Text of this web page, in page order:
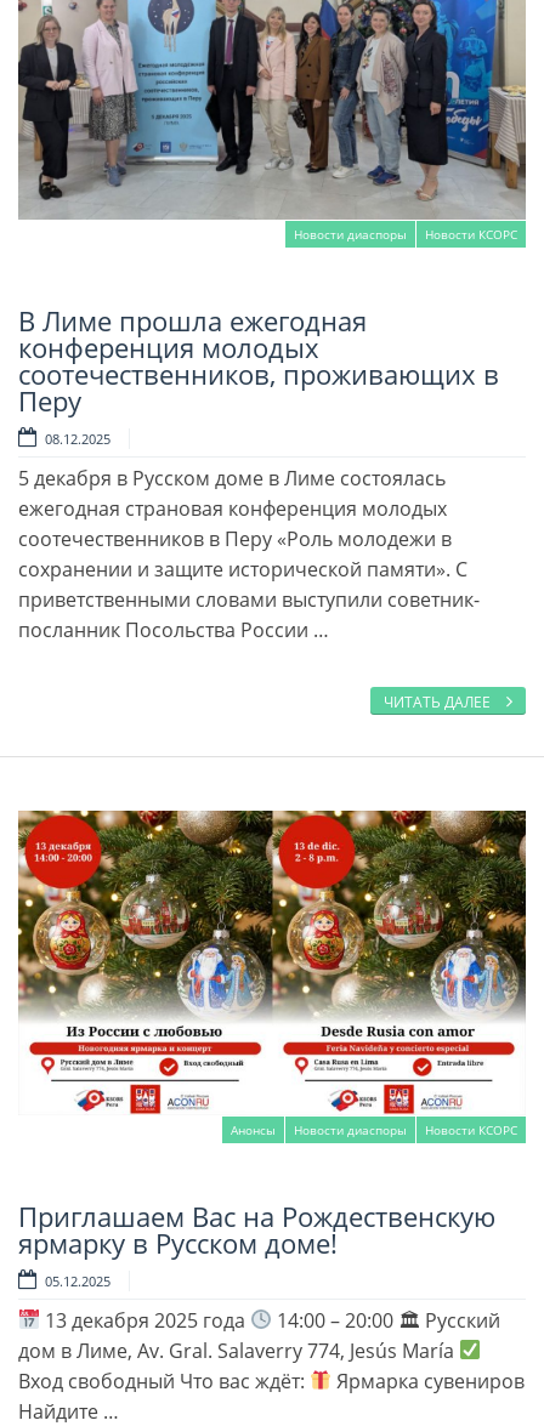
Новости диаспоры Новости КСОРС
Читать далее
В Лиме прошла ежегодная
конференция молодых
соотечественников, проживающих в
Перу
08.12.2025
5 декабря в Русском доме в Лиме состоялась
ежегодная страновая конференция молодых
соотечественников в Перу «Роль молодежи в
сохранении и защите исторической памяти». С
приветственными словами выступили советник-
посланник Посольства России …
ЧИТАТЬ ДАЛЕЕ
Анонсы Новости диаспоры Новости КСОРС
Читать далее
Приглашаем Вас на Рождественскую
ярмарку в Русском доме!
05.12.2025
13 декабря 2025 года
14:00 – 20:00 🏛 Русский
дом в Лиме, Av. Gral. Salaverry 774, Jesús María
Вход свободный Что вас ждёт:
Ярмарка сувениров
Найдите …